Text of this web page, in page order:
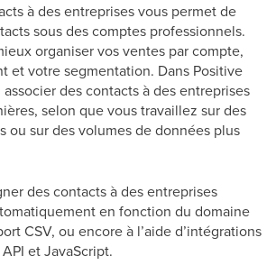
à des entreprises vous permet de
sous des comptes professionnels.
organiser vos ventes par compte,
et votre segmentation. Dans Positive
des contacts à des entreprises
selon que vous travaillez sur des
ou sur des volumes de données plus
des contacts à des entreprises
en fonction du domaine
CSV, ou encore à l’aide d’intégrations
et JavaScript.